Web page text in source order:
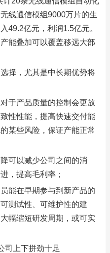
线通信模组9000万片的生
49.2亿元，利润1.5亿元。
能叠加可以覆盖移远大部
择，尤其是中长期优势将
于产品质量的控制会更放
性性能，提高快速交付能
某些风险，保证产能正常
可以减少公司之间的消
，提高毛利率；
能在早期参与到新产品的
测试性、可维护性的建
幅缩短研发周期，或可实
司上下拼劲十足